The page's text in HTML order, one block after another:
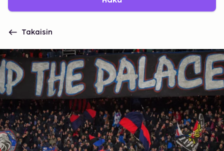
Takaisin